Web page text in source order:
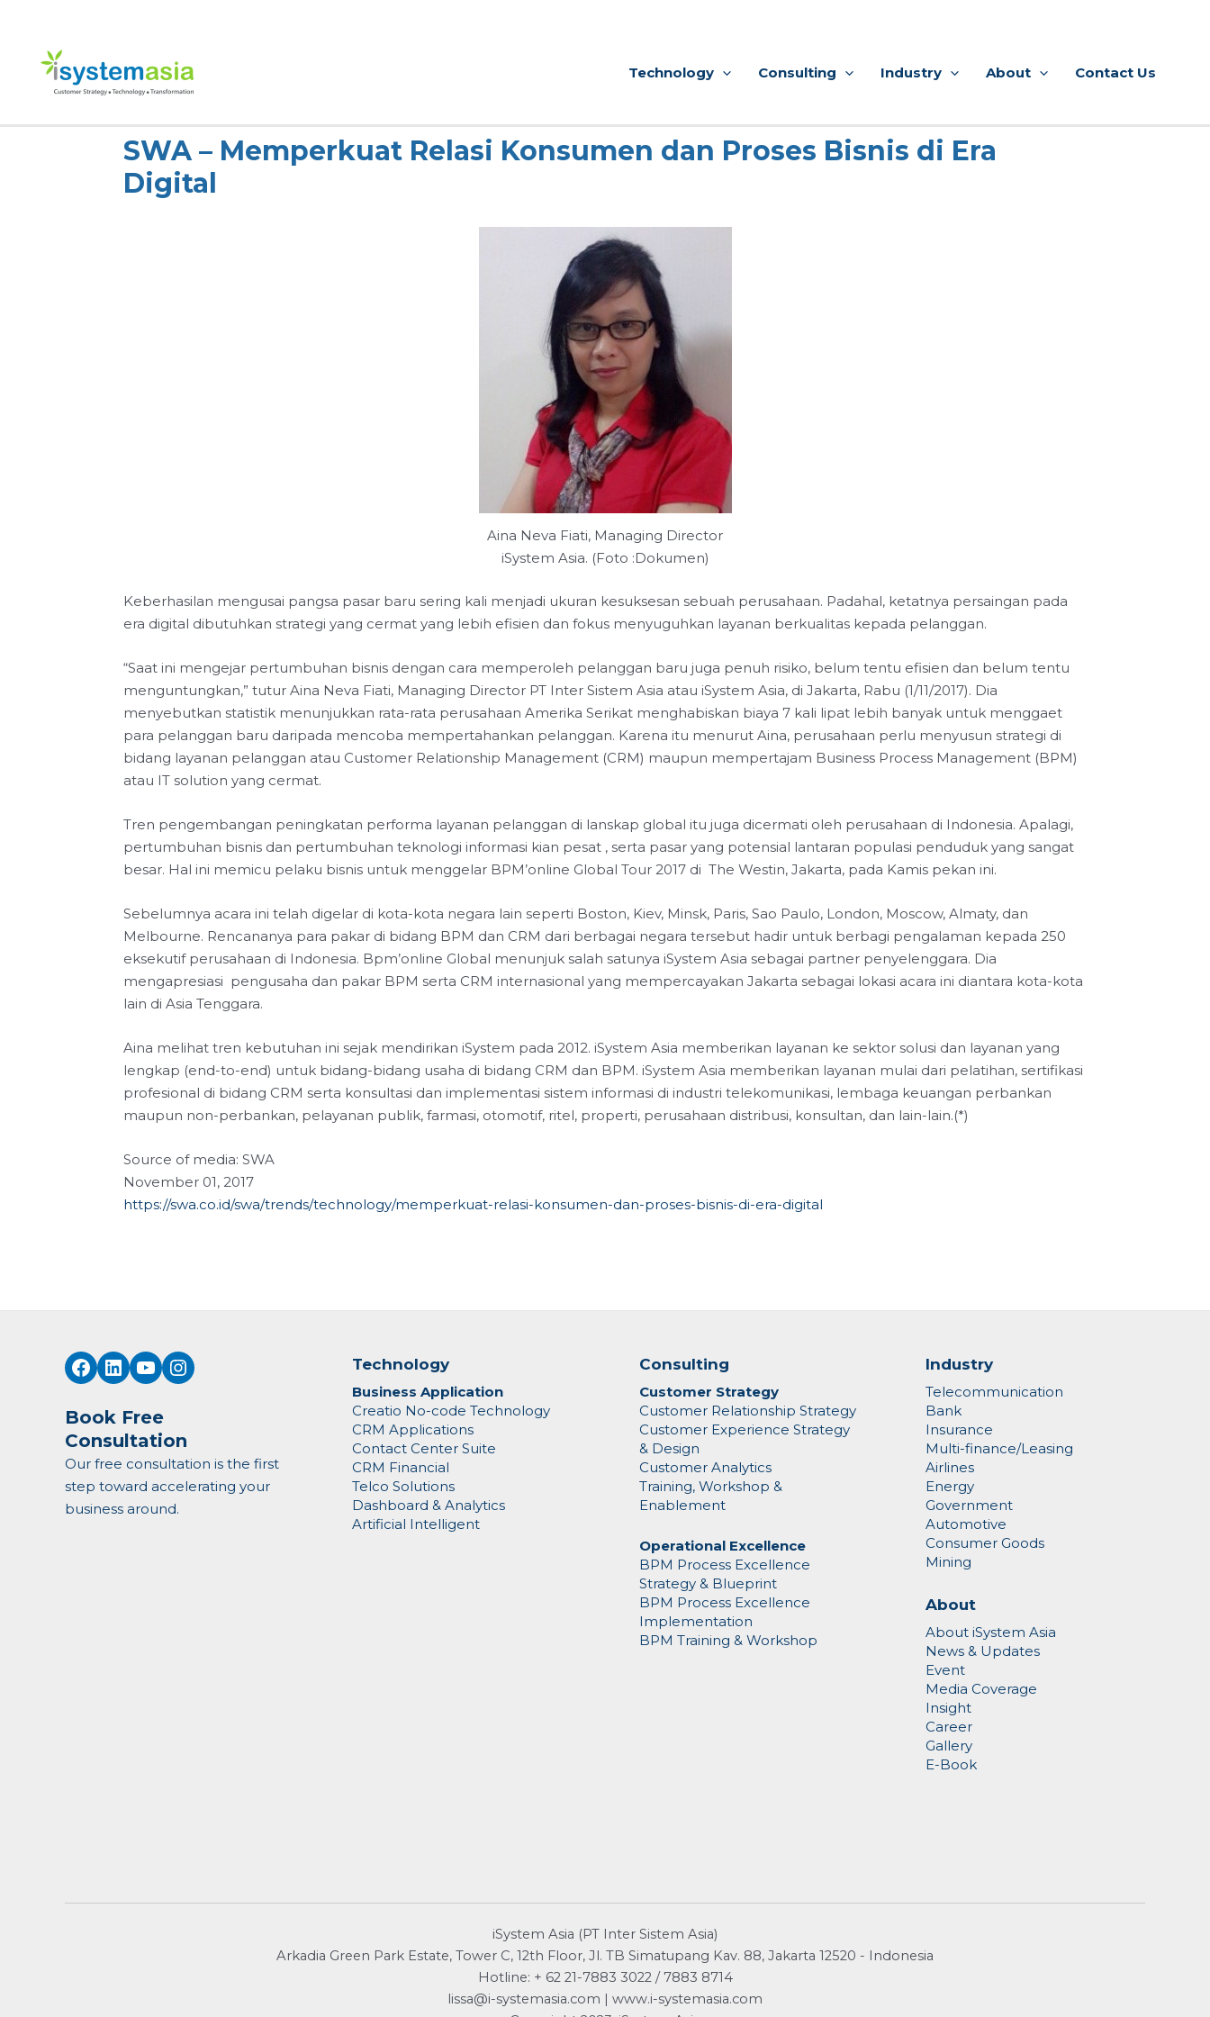
content
Technology
Consulting Industry About Contact Us
SWA – Memperkuat Relasi Konsumen dan Proses Bisnis di Era
Digital
Aina Neva Fiati, Managing Director
iSystem Asia. (Foto :Dokumen)
Keberhasilan mengusai pangsa pasar baru sering kali menjadi ukuran kesuksesan sebuah perusahaan. Padahal, ketatnya persaingan pada
era digital dibutuhkan strategi yang cermat yang lebih efisien dan fokus menyuguhkan layanan berkualitas kepada pelanggan.
“Saat ini mengejar pertumbuhan bisnis dengan cara memperoleh pelanggan baru juga penuh risiko, belum tentu efisien dan belum tentu
menguntungkan,” tutur Aina Neva Fiati, Managing Director PT Inter Sistem Asia atau iSystem Asia, di Jakarta, Rabu (1/11/2017). Dia
menyebutkan statistik menunjukkan rata-rata perusahaan Amerika Serikat menghabiskan biaya 7 kali lipat lebih banyak untuk menggaet
para pelanggan baru daripada mencoba mempertahankan pelanggan. Karena itu menurut Aina, perusahaan perlu menyusun strategi di
bidang layanan pelanggan atau Customer Relationship Management (CRM) maupun mempertajam Business Process Management (BPM)
atau IT solution yang cermat.
Tren pengembangan peningkatan performa layanan pelanggan di lanskap global itu juga dicermati oleh perusahaan di Indonesia. Apalagi,
pertumbuhan bisnis dan pertumbuhan teknologi informasi kian pesat , serta pasar yang potensial lantaran populasi penduduk yang sangat
besar. Hal ini memicu pelaku bisnis untuk menggelar BPM’online Global Tour 2017 di The Westin, Jakarta, pada Kamis pekan ini.
Sebelumnya acara ini telah digelar di kota-kota negara lain seperti Boston, Kiev, Minsk, Paris, Sao Paulo, London, Moscow, Almaty, dan
Melbourne. Rencananya para pakar di bidang BPM dan CRM dari berbagai negara tersebut hadir untuk berbagi pengalaman kepada 250
eksekutif perusahaan di Indonesia. Bpm’online Global menunjuk salah satunya iSystem Asia sebagai partner penyelenggara. Dia
mengapresiasi pengusaha dan pakar BPM serta CRM internasional yang mempercayakan Jakarta sebagai lokasi acara ini diantara kota-kota
lain di Asia Tenggara.
Aina melihat tren kebutuhan ini sejak mendirikan iSystem pada 2012. iSystem Asia memberikan layanan ke sektor solusi dan layanan yang
lengkap (end-to-end) untuk bidang-bidang usaha di bidang CRM dan BPM. iSystem Asia memberikan layanan mulai dari pelatihan, sertifikasi
profesional di bidang CRM serta konsultasi dan implementasi sistem informasi di industri telekomunikasi, lembaga keuangan perbankan
maupun non-perbankan, pelayanan publik, farmasi, otomotif, ritel, properti, perusahaan distribusi, konsultan, dan lain-lain.(*)
Source of media: SWA
November 01, 2017
https://swa.co.id/swa/trends/technology/memperkuat-relasi-konsumen-dan-proses-bisnis-di-era-digital
Facebook
LinkedIn
YouTube
Instagram
Book Free
Consultation
Our free consultation is the first
step toward accelerating your
business around.
Technology
Business Application
Creatio No-code Technology
CRM Applications
Contact Center Suite
CRM Financial
Telco Solutions
Dashboard & Analytics
Artificial Intelligent
Consulting
Customer Strategy
Customer Relationship Strategy
Customer Experience Strategy
& Design
Customer Analytics
Training, Workshop &
Enablement
Operational Excellence
BPM Process Excellence
Strategy & Blueprint
BPM Process Excellence
Implementation
BPM Training & Workshop
Industry
Telecommunication
Bank
Insurance
Multi-finance/Leasing
Airlines
Energy
Government
Automotive
Consumer Goods
Mining
About
About iSystem Asia
News & Updates
Event
Media Coverage
Insight
Career
Gallery
E-Book
iSystem Asia (PT Inter Sistem Asia)
Arkadia Green Park Estate, Tower C, 12th Floor, Jl. TB Simatupang Kav. 88, Jakarta 12520 - Indonesia
Hotline: + 62 21-7883 3022 / 7883 8714
lissa@i-systemasia.com | www.i-systemasia.com